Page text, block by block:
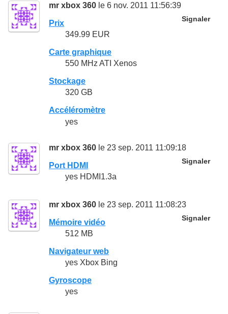
mr xbox 360 le 6 nov. 2011 11:56:39
Signaler
Prix
349.99 EUR
Carte graphique
550 MHz ATI Xenos
Stockage
320 GB
Accéléromètre
yes
mr xbox 360 le 23 sep. 2011 11:09:18
Signaler
Port HDMI
yes HDMI1.3a
mr xbox 360 le 23 sep. 2011 11:08:23
Signaler
Mémoire vidéo
512 MB
Navigateur web
yes Xbox Bing
Gyroscope
yes